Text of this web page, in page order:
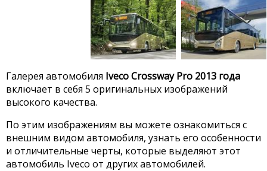
Галерея автомобиля Iveco Crossway Pro 2013 года
включает в себя 5 оригинальных изображений
высокого качества.
По этим изображениям вы можете ознакомиться с
внешним видом автомобиля, узнать его особенности
и отличительные черты, которые выделяют этот
автомобиль Iveco от других автомобилей.